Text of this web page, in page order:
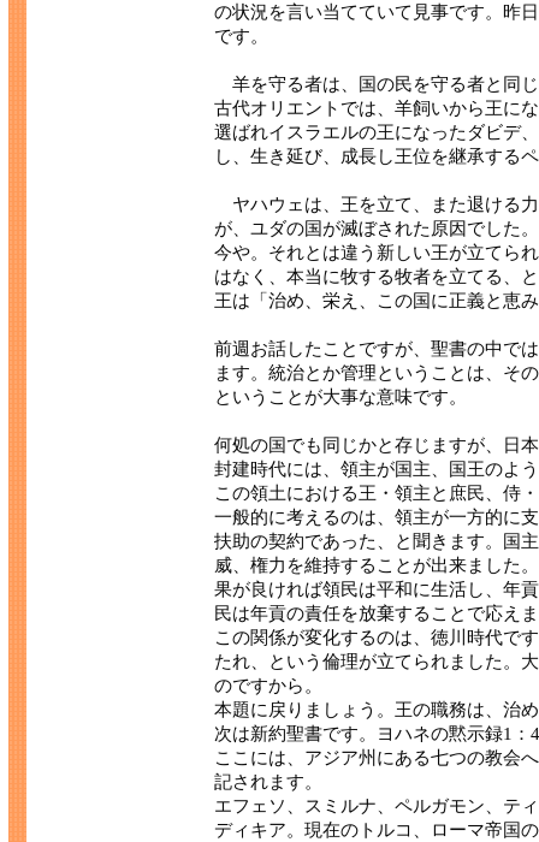
の状況を言い当てていて見事です。昨
です。
羊を守る者は、国の民を守る者と同
古代オリエントでは、羊飼いから王に
選ばれイスラエルの王になったダビデ
し、生き延び、成長し王位を継承する
ヤハウェは、王を立て、また退ける
が、ユダの国が滅ぼされた原因でした。
今や。それとは違う新しい王が立てら
はなく、本当に牧する牧者を立てる、
王は「治め、栄え、この国に正義と恵
前週お話したことですが、聖書の中で
ます。統治とか管理ということは、そ
ということが大事な意味です。
何処の国でも同じかと存じますが、日
封建時代には、領主が国主、国王のよ
この領土における王・領主と庶民、侍
一般的に考えるのは、領主が一方的に
扶助の契約であった、と聞きます。国
威、権力を維持することが出来ました
果が良ければ領民は平和に生活し、年
民は年貢の責任を放棄することで応え
この関係が変化するのは、徳川時代で
たれ、という倫理が立てられました。
のですから。
本題に戻りましょう。王の職務は、治
次は新約聖書です。ヨハネの黙示録1：
ここには、アジア州にある七つの教会
記されます。
エフェソ、スミルナ、ペルガモン、テ
ディキア。現在のトルコ、ローマ帝国